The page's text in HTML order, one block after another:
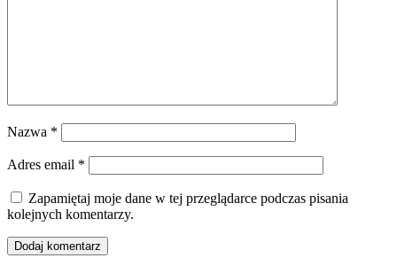
Nazwa *
Adres email *
Zapamiętaj moje dane w tej przeglądarce podczas pisania
kolejnych komentarzy.